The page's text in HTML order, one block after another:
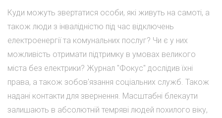
Куди можуть звертатися особи, які живуть на самоті, а
також люди з інвалідністю під час відключень
електроенергії та комунальних послуг? Чи є у них
можливість отримати підтримку в умовах великого
міста без електрики? Журнал "Фокус" дослідив їхні
права, а також зобов'язання соціальних служб. Також
надані контакти для звернення. Масштабні блекаути
залишають в абсолютній темряві людей похилого віку,